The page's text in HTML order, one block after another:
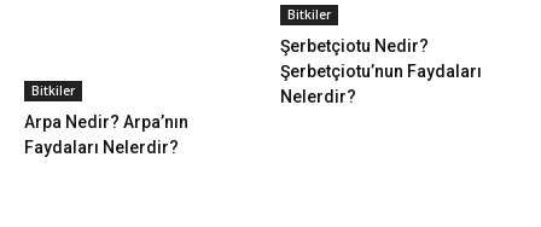
Bitkiler
Arpa Nedir? Arpa’nın
Faydaları Nelerdir?
Bitkiler
Şerbetçiotu Nedir?
Şerbetçiotu’nun Faydaları
Nelerdir?